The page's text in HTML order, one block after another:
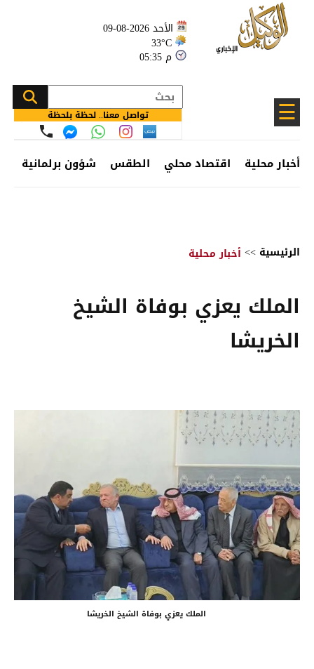
الأحد 2026-08-09
33°C
05:35 م
☰ تواصل معنا.. لحظة بلحظة
أخبار محلية اقتصاد محلي الطقس شؤون برلمانية
الرئيسية >> أخبار محلية
الملك يعزي بوفاة الشيخ
الخريشا
الملك يعزي بوفاة الشيخ الخريشا